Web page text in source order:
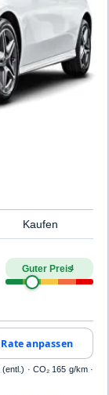
Kaufen
Guter Preis4
Rate anpassen
· CO₂ 165 g/km ·